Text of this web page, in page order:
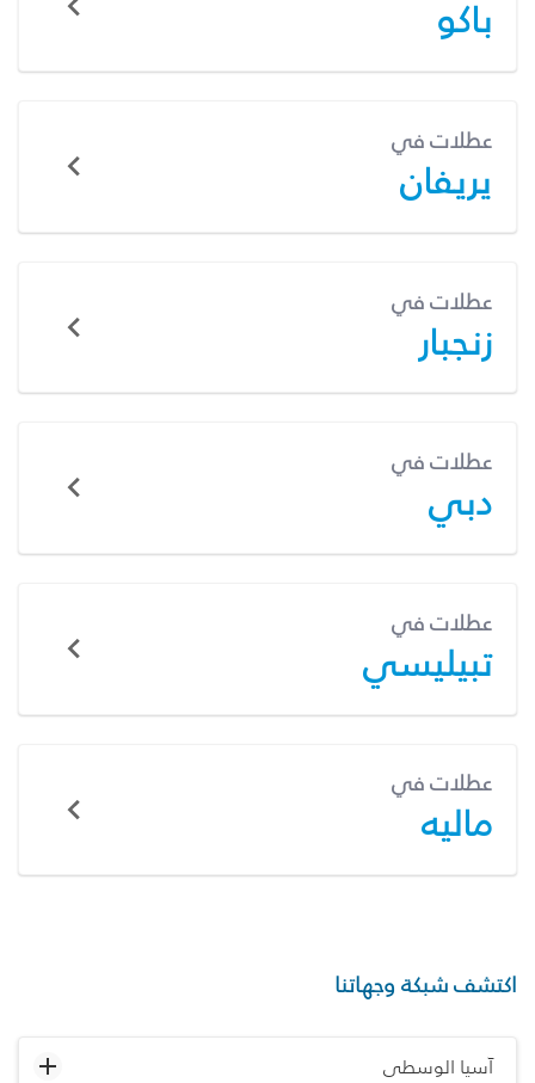
باكو
عطلات في
يريفان
عطلات في
زنجبار
عطلات في
دبي
عطلات في
تبيليسي
عطلات في
ماليه
اكتشف شبكة وجهاتنا
آسيا الوسطى